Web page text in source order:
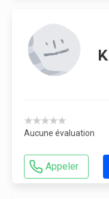
★★★★★
Aucune évaluation
Appeler